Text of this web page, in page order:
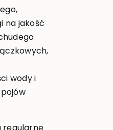
na jakość
wody i
regularne